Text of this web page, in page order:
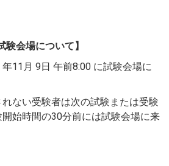
験会場について】
11月 9日 午前8:00 に試験会場に
ない受験者は次の試験または受験
始時間の30分前には試験会場に来